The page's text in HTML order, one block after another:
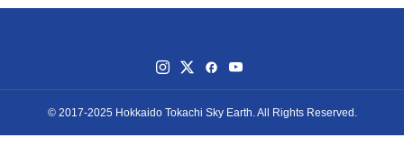
© 2017-2025 Hokkaido Tokachi Sky Earth. All Rights Reserved.